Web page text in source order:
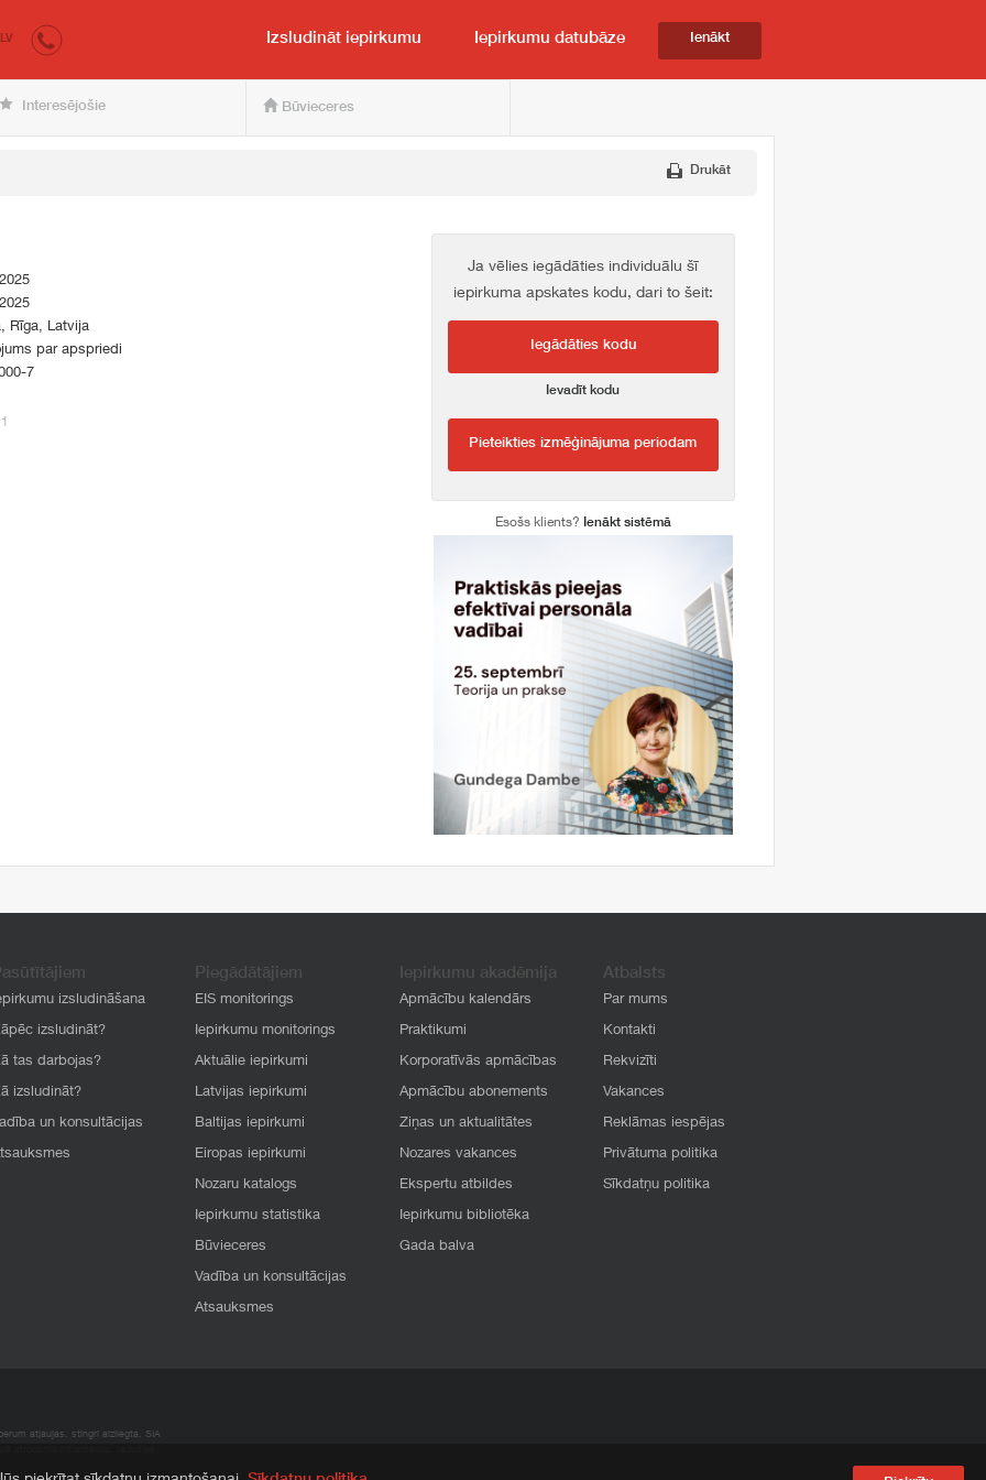
pircējam un pārdevējam
LV Izsludināt iepirkumu Iepirkumu datubāze Ienākt
Interesējošie Būvieceres
Drukāt
Rīga, Latvija
par apspriedi
7
Ja vēlies iegādāties individuālu šī
iepirkuma apskates kodu, dari to šeit:
Iegādāties kodu
Ievadīt kodu
Pieteikties izmēģinājuma periodam
Esošs klients? Ienākt sistēmā
izsludināšana
izsludināt?
tas darbojas?
izsludināt?
un konsultācijas
Piegādātājiem
EIS monitorings
Iepirkumu monitorings
Aktuālie iepirkumi
Latvijas iepirkumi
Baltijas iepirkumi
Eiropas iepirkumi
Nozaru katalogs
Iepirkumu statistika
Būvieceres
Vadība un konsultācijas
Atsauksmes
Iepirkumu akadēmija
Apmācību kalendārs
Praktikumi
Korporatīvās apmācības
Apmācību abonements
Ziņas un aktualitātes
Nozares vakances
Ekspertu atbildes
Iepirkumu bibliotēka
Gada balva
Atbalsts
Par mums
Kontakti
Rekvizīti
Vakances
Reklāmas iespējas
Privātuma politika
Sīkdatņu politika
atļaujas, stingri aizliegta. SIA